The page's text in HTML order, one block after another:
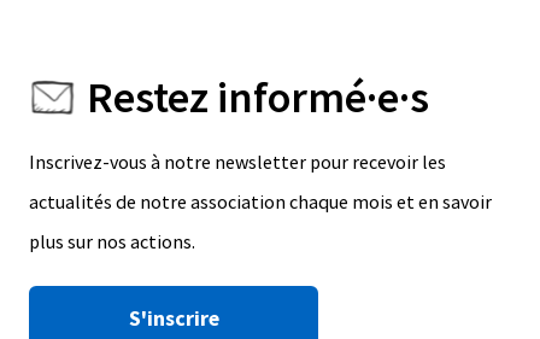
Restez informé·e·s
Inscrivez-vous à notre newsletter pour recevoir les
actualités de notre association chaque mois et en savoir
plus sur nos actions.
S'inscrire